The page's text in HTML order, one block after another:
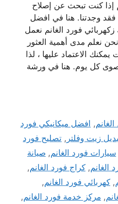
إذا كنت تبحث عن إصلاح
وجدتنا. هنا في افضل
فورد الغانم نعمل
نعلم مدى أهمية العثور
الاعتماد عليها ، لذا
كل يوم. هنا في ورشة
, افضل ميكانيكي فورد
زيت وفلتر , تصليح فورد
سيارات فورد الغانم, صيانة
الغانم, كراج فورد الغانم,
, كهربائي فورد الغانم,
, مركز خدمة فورد الغانم,